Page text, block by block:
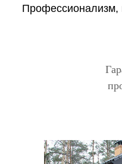
декорирования
использование
декоративная
окон